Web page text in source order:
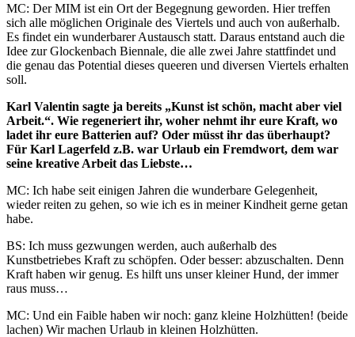
MC: Der MIM ist ein Ort der Begegnung geworden. Hier treffen
sich alle möglichen Originale des Viertels und auch von außerhalb.
Es findet ein wunderbarer Austausch statt. Daraus entstand auch die
Idee zur Glockenbach Biennale, die alle zwei Jahre stattfindet und
die genau das Potential dieses queeren und diversen Viertels erhalten
soll.
Karl Valentin sagte ja bereits „Kunst ist schön, macht aber viel
Arbeit.“. Wie regeneriert ihr, woher nehmt ihr eure Kraft, wo
ladet ihr eure Batterien auf? Oder müsst ihr das überhaupt?
Für Karl Lagerfeld z.B. war Urlaub ein Fremdwort, dem war
seine kreative Arbeit das Liebste…
MC: Ich habe seit einigen Jahren die wunderbare Gelegenheit,
wieder reiten zu gehen, so wie ich es in meiner Kindheit gerne getan
habe.
BS: Ich muss gezwungen werden, auch außerhalb des
Kunstbetriebes Kraft zu schöpfen. Oder besser: abzuschalten. Denn
Kraft haben wir genug. Es hilft uns unser kleiner Hund, der immer
raus muss…
MC: Und ein Faible haben wir noch: ganz kleine Holzhütten! (beide
lachen) Wir machen Urlaub in kleinen Holzhütten.